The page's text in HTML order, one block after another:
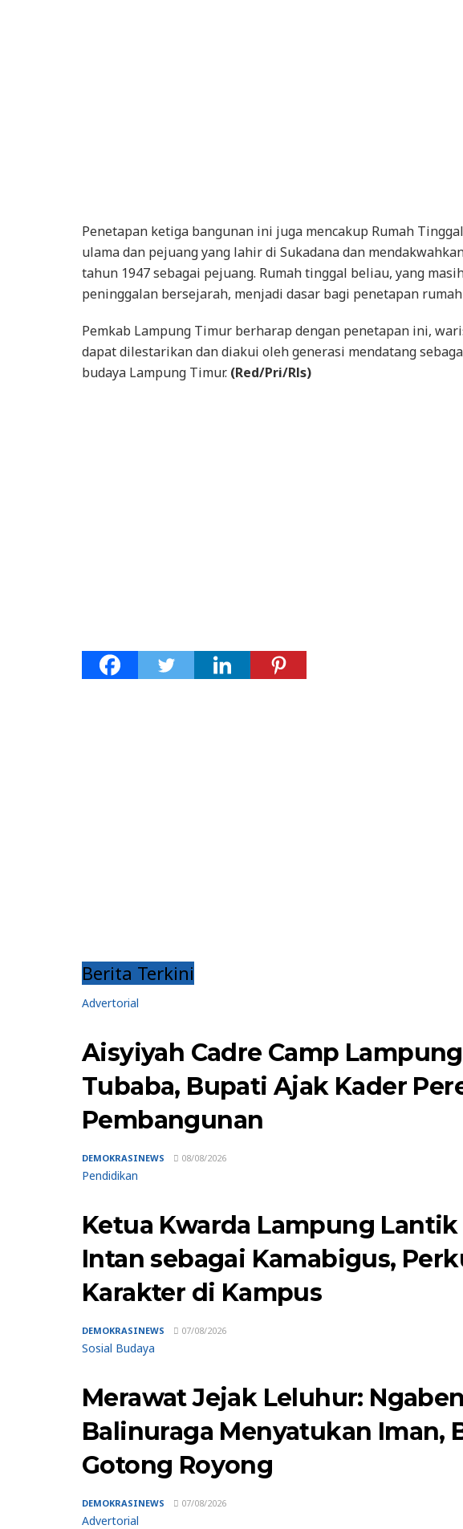
Penetapan ketiga bangunan ini juga mencakup Rumah
ulama dan pejuang yang lahir di Sukadana dan
tahun 1947 sebagai pejuang. Rumah tinggal beliau, yang
peninggalan bersejarah, menjadi dasar bagi penetapan
Pemkab Lampung Timur berharap dengan penetapan ini,
dapat dilestarikan dan diakui oleh generasi mendatang
budaya Lampung Timur. (Red/Pri/Rls)
Berita Terkini
Advertorial
Aisyiyah Cadre Camp
Tubaba, Bupati Ajak Kader
Pembangunan
DEMOKRASINEWS 08/08/2026
Pendidikan
Ketua Kwarda Lampung Lantik
Intan sebagai Kamabigus,
Karakter di Kampus
DEMOKRASINEWS 07/08/2026
Sosial Budaya
Merawat Jejak Leluhur:
Balinuraga Menyatukan Iman,
Gotong Royong
DEMOKRASINEWS 07/08/2026
Advertorial